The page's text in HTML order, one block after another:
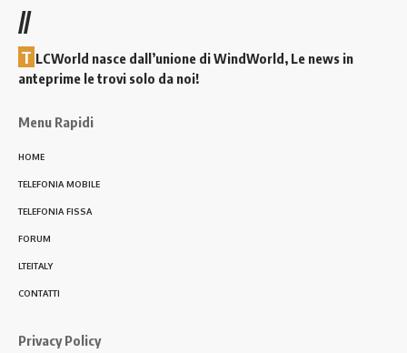
//
T LCWorld nasce dall’unione di WindWorld, Le news in
anteprime le trovi solo da noi!
Menu Rapidi
HOME
TELEFONIA MOBILE
TELEFONIA FISSA
FORUM
LTEITALY
CONTATTI
Privacy Policy